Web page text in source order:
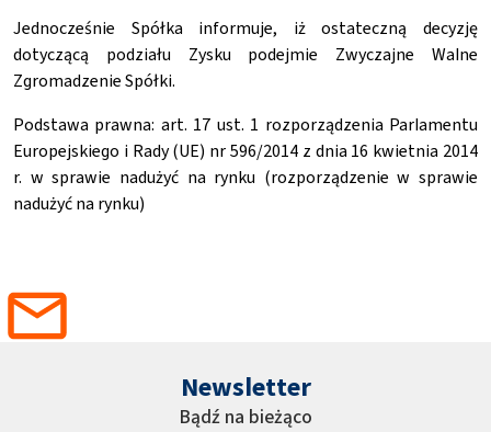
Jednocześnie Spółka informuje, iż ostateczną decyzję
dotyczącą podziału Zysku podejmie Zwyczajne Walne
Zgromadzenie Spółki.
Podstawa prawna: art. 17 ust. 1 rozporządzenia Parlamentu
Europejskiego i Rady (UE) nr 596/2014 z dnia 16 kwietnia 2014
r. w sprawie nadużyć na rynku (rozporządzenie w sprawie
nadużyć na rynku)
Newsletter
Bądź na bieżąco